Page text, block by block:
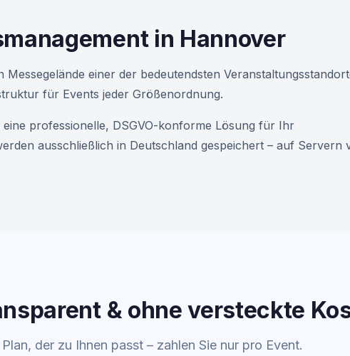
in Hannover
einer der bedeutendsten
für Events jeder Größenordnung.
professionelle, DSGVO-konforme Lösung für Ihr
ausschließlich in Deutschland gespeichert – auf Servern
& ohne versteckte
der zu Ihnen passt – zahlen Sie nur pro Event.